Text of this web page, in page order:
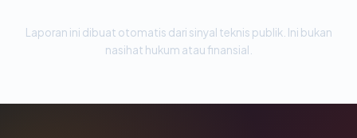
Laporan ini dibuat otomatis dari sinyal teknis publik. Ini bukan
nasihat hukum atau finansial.